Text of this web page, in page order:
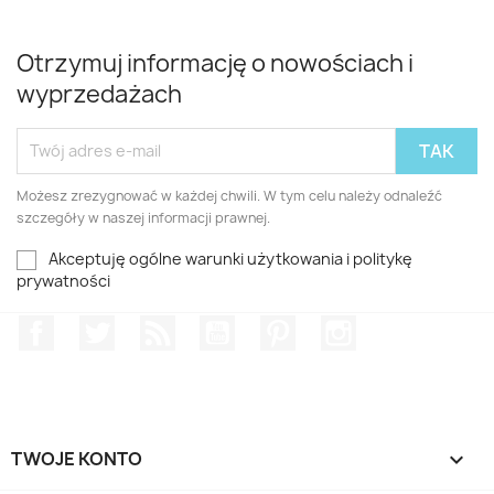
Otrzymuj informację o nowościach i
wyprzedażach
Możesz zrezygnować w każdej chwili. W tym celu należy odnaleźć
szczegóły w naszej informacji prawnej.
Akceptuję ogólne warunki użytkowania i politykę
prywatności
TWOJE KONTO 